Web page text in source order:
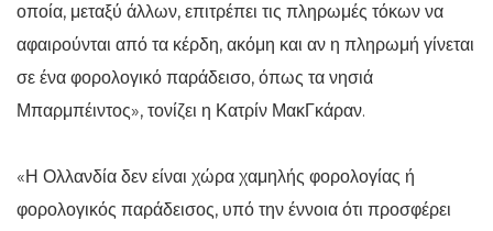
οποία, μεταξύ άλλων, επιτρέπει τις πληρωμές τόκων να
αφαιρούνται από τα κέρδη, ακόμη και αν η πληρωμή γίνεται
σε ένα φορολογικό παράδεισο, όπως τα νησιά
Μπαρμπέιντος», τονίζει η Κατρίν ΜακΓκάραν.
«Η Ολλανδία δεν είναι χώρα χαμηλής φορολογίας ή
φορολογικός παράδεισος, υπό την έννοια ότι προσφέρει